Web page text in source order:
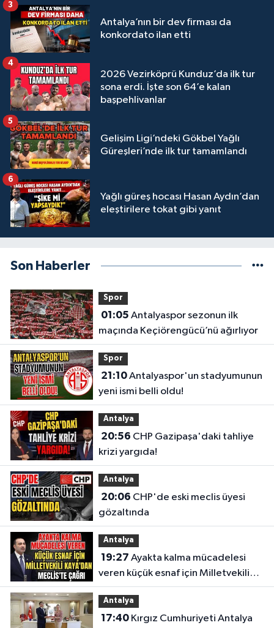
Antalya’nın bir dev firması da
konkordato ilan etti
3
2026 Vezirköprü Kunduz’da ilk tur
sona erdi. İşte son 64’e kalan
başpehlivanlar
4
Gelişim Ligi’ndeki Gökbel Yağlı
Güreşleri’nde ilk tur tamamlandı
5
Yağlı güreş hocası Hasan Aydın’dan
eleştirilere tokat gibi yanıt
6
Son Haberler
Spor
01:05
maçında Keçiörengücü’nü ağırlıyor
Spor
21:10Antalyaspor'un stadyumunun
yeni ismi belli oldu!
Antalya
20:56
krizi yargıda!
Antalya
20:06
gözaltında
Antalya
19:27
veren küçük esnaf için Milletvekili
Kaya'dan Meclis'te çağrı
Antalya
17:40Kırgız Cumhuriyeti Antalya